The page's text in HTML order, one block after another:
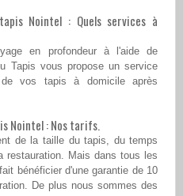
Nointel : Quels services à
en profondeur à l'aide de
Tapis vous propose un service
vos tapis à domicile après
Nointel : Nos tarifs.
de la taille du tapis, du temps
restauration. Mais dans tous les
bénéficier d'une garantie de 10
De plus nous sommes des